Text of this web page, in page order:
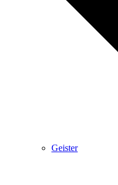
Geister